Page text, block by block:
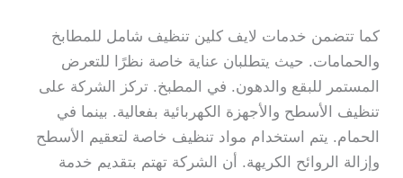
كما تتضمن خدمات لايف كلين تنظيف شامل للمطابخ
والحمامات. حيث يتطلبان عناية خاصة نظرًا للتعرض
المستمر للبقع والدهون. في المطبخ. تركز الشركة على
تنظيف الأسطح والأجهزة الكهربائية بفعالية. بينما في
الحمام. يتم استخدام مواد تنظيف خاصة لتعقيم الأسطح
وإزالة الروائح الكريهة. أن الشركة تهتم بتقديم خدمة